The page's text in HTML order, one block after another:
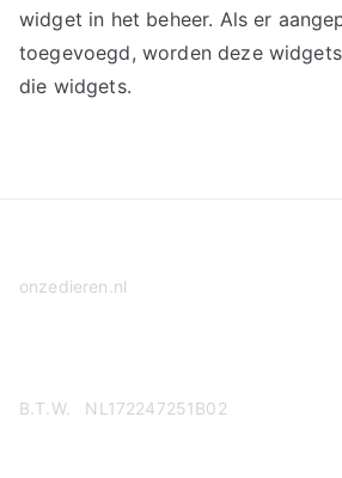
widget in het beheer. Als er
toegevoegd, worden deze
die widgets.
onzedieren.nl
B.T.W. NL172247251B02